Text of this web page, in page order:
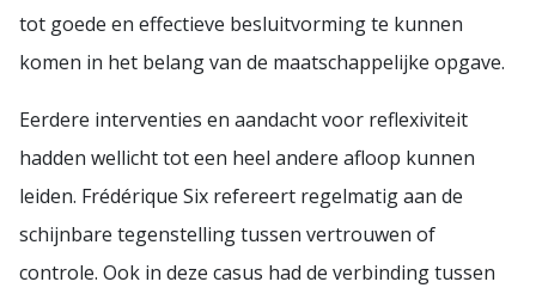
tot goede en effectieve besluitvorming te kunnen
komen in het belang van de maatschappelijke opgave.
Eerdere interventies en aandacht voor reflexiviteit
hadden wellicht tot een heel andere afloop kunnen
leiden. Frédérique Six refereert regelmatig aan de
schijnbare tegenstelling tussen vertrouwen of
controle. Ook in deze casus had de verbinding tussen